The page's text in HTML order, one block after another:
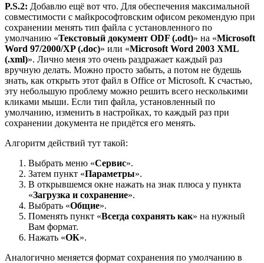
P.S.2: Добавлю ещё вот что. Для обеспечения максимальной
совместимости с майкрософтовским офисом рекомендую при
сохранении менять тип файла с установленного по
умолчанию «Текстовый документ ODF (.odt)» на «Microsoft
Word 97/2000/XP (.doc)» или «Microsoft Word 2003 XML
(.xml)». Лично меня это очень раздражает каждый раз
вручную делать. Можно просто забыть, а потом не будешь
знать, как открыть этот файл в Office от Microsoft. К счастью,
эту небольшую проблему можно решить всего несколькими
кликами мыши. Если тип файла, установленный по
умолчанию, изменить в настройках, то каждый раз при
сохранении документа не придётся его менять.
Алгоритм действий тут такой:
Выбрать меню «Сервис».
Затем пункт «Параметры».
В открывшемся окне нажать на знак плюса у пункта
«Загрузка и сохранение».
Выбрать «Общие».
Поменять пункт «Всегда сохранять как» на нужный
Вам формат.
Нажать «ОК».
Аналогично меняется формат сохранения по умолчанию в